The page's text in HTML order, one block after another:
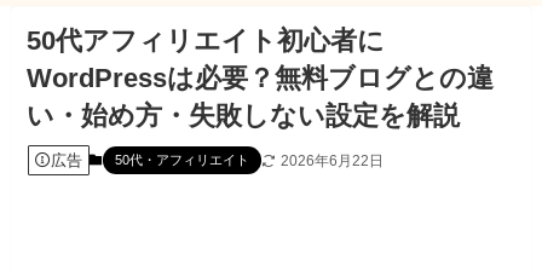
50代アフィリエイト初心者に
WordPressは必要？無料ブログとの違
い・始め方・失敗しない設定を解説
広告 50代・アフィリエイト 2026年6月22日